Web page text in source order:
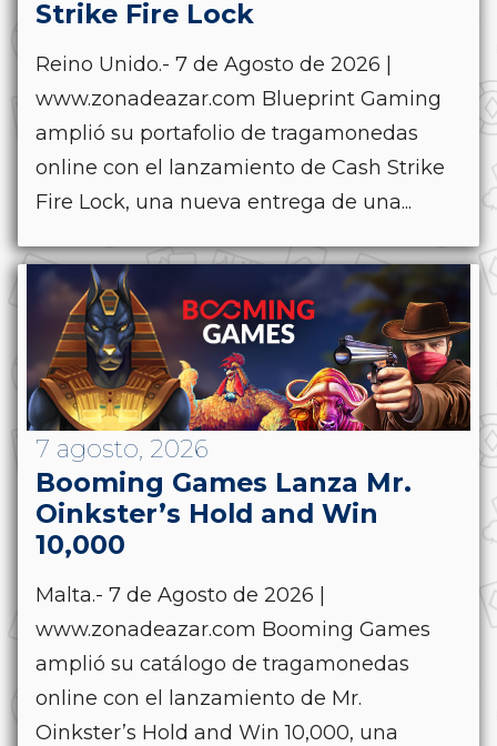
Strike Fire Lock
Reino Unido.- 7 de Agosto de 2026 |
www.zonadeazar.com Blueprint Gaming
amplió su portafolio de tragamonedas
online con el lanzamiento de Cash Strike
Fire Lock, una nueva entrega de una...
7 agosto, 2026
Booming Games Lanza Mr.
Oinkster’s Hold and Win
10,000
Malta.- 7 de Agosto de 2026 |
www.zonadeazar.com Booming Games
amplió su catálogo de tragamonedas
online con el lanzamiento de Mr.
Oinkster’s Hold and Win 10,000, una